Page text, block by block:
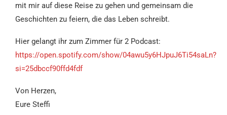
mit mir auf diese Reise zu gehen und gemeinsam die
Geschichten zu feiern, die das Leben schreibt.
Hier gelangt ihr zum Zimmer für 2 Podcast:
https://open.spotify.com/show/04awu5y6HJpuJ6Ti54saLn?
si=25dbccf90ffd4fdf
Von Herzen,
Eure Steffi